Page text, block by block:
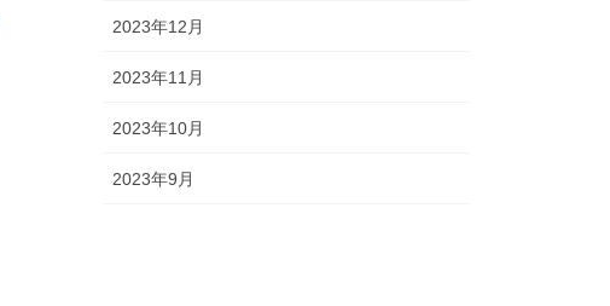
2023年12月
2023年11月
2023年10月
2023年9月